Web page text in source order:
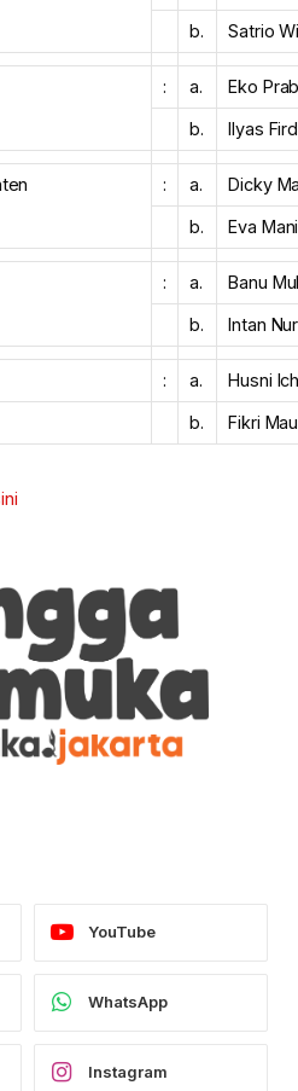
b. Satrio
: a. Eko
b. Ilyas
: a. Dicky
b. Eva
: a. Banu
b. Intan
: a. Husni
b. Fikri
YouTube
WhatsApp
Instagram